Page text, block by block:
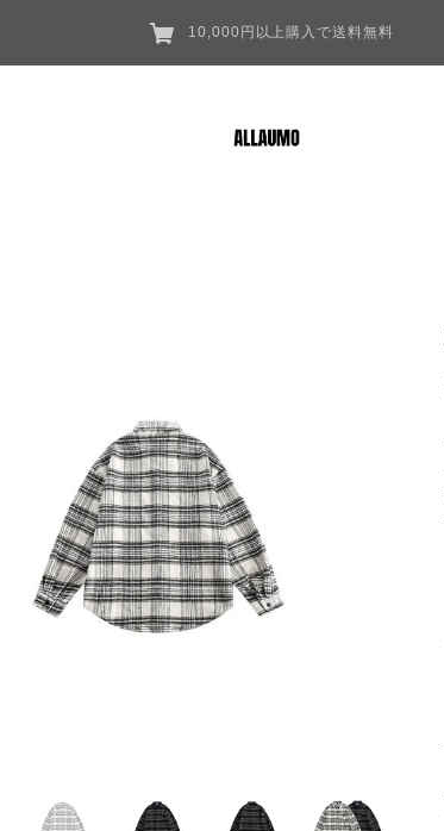
10,000円以上購入で送料無料